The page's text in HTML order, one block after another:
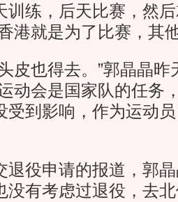
训练，后天比赛，然
港就是为了比赛，其
也得去。”郭晶晶昨
动会是国家队的任务
受到影响，作为运动
役申请的报道，郭晶
没有考虑过退役，去